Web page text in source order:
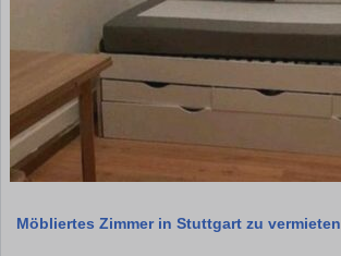
Möbliertes Zimmer in Stuttgart zu vermieten